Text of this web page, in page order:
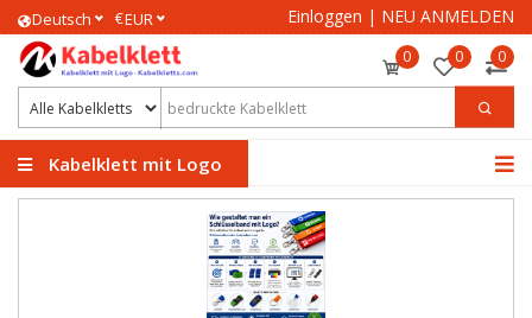
Deutsch €EUR Einloggen | NEU ANMELDEN
0 0 0
Kabelklett mit Logo